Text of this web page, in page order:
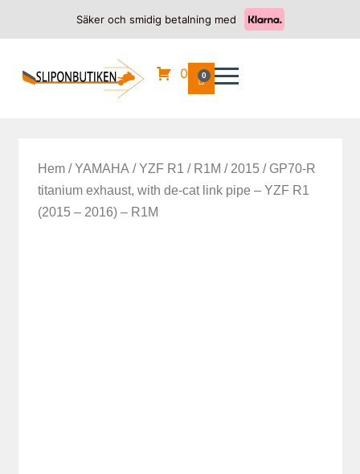
Säker och smidig betalning med
0 0
Hem/YAMAHA /YZF R1 / R1M / 2015/ GP70-R
titanium exhaust, with de-cat link pipe – YZF R1
(2015 – 2016) – R1M